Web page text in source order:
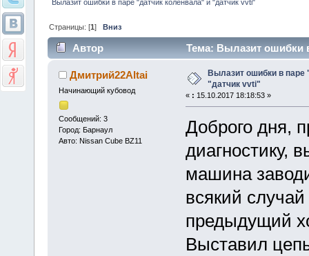
Вылазит ошибки в паре "датчик коленвала" и "датчик vvti"
Страницы: [1]Вниз
Автор
Тема: Вылазит ошибки
раз)Дмитрий22Altai
Начинающий кубовод
Сообщений: 3
Город: Барнаул
Авто: Nissan Cube BZ11
Вылазит ошибки в паре
"датчик vvti"
« : 15.10.2017 18:18:53 »
Доброго дня,
диагностику,
машина
всякий
предыдущий
Выставил